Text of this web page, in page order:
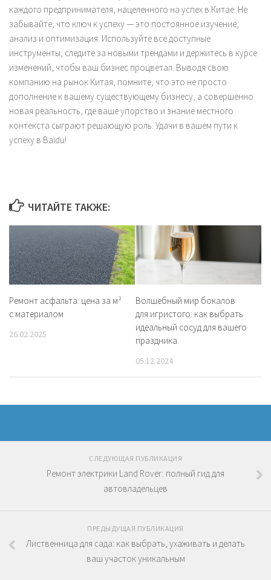
каждого предпринимателя, нацеленного на успех в Китае. Не
забывайте, что ключ к успеху — это постоянное изучение,
анализ и оптимизация. Используйте все доступные
инструменты, следите за новыми трендами и держитесь в курсе
изменений, чтобы ваш бизнес процветал. Выводя свою
компанию на рынок Китая, помните, что это не просто
дополнение к вашему существующему бизнесу, а совершенно
новая реальность, где ваше упорство и знание местного
контекста сыграют решающую роль. Удачи в вашем пути к
успеху в Baidu!
ЧИТАЙТЕ ТАКЖЕ:
Ремонт асфальта: цена за м²
с материалом
26.02.2025
Волшебный мир бокалов
для игристого: как выбрать
идеальный сосуд для вашего
праздника
05.12.2024
СЛЕДУЮЩАЯ ПУБЛИКАЦИЯ
Ремонт электрики Land Rover: полный гид для
автовладельцев
ПРЕДЫДУЩАЯ ПУБЛИКАЦИЯ
Лиственница для сада: как выбрать, ухаживать и делать
ваш участок уникальным